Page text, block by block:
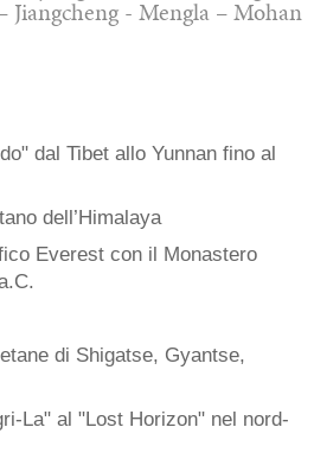
Jiangcheng - Mengla – Mohan
dal Tibet allo Yunnan fino al
dell’Himalaya
Everest con il Monastero
di Shigatse, Gyantse,
La" al "Lost Horizon" nel nord-